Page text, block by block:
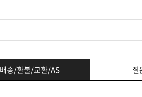
배송/환불/교환/AS 질